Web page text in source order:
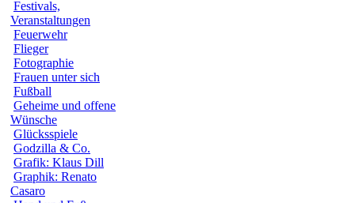
Festivals,
Veranstaltungen
Feuerwehr
Flieger
Fotographie
Frauen unter sich
Fußball
Geheime und offene
Wünsche
Glücksspiele
Godzilla & Co.
Grafik: Klaus Dill
Graphik: Renato
Casaro